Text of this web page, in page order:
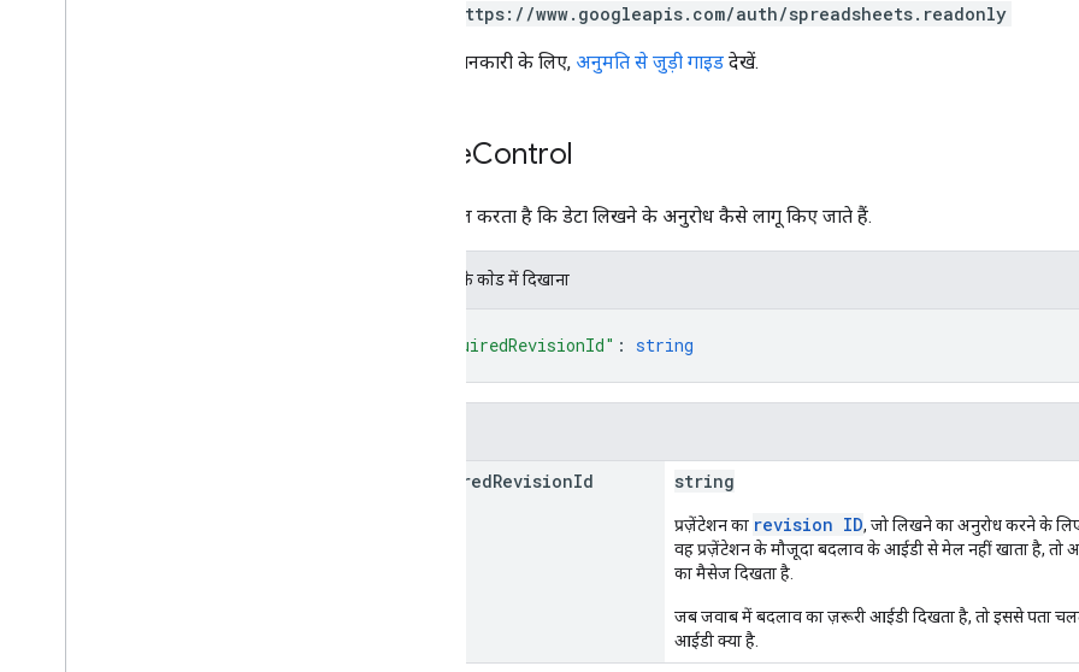
https://www.googleapis.com/auth/spreadsheets.readonly
ज़्यादा जानकारी के लिए, अनुमति से जुड़ी गाइड देखें.
WriteControl
यह कंट्रोल करता है कि डेटा लिखने के अनुरोध कैसे लागू किए जाते हैं.
JSON के काेड में दिखाना
"requiredRevisionId" : string
requiredRevisionId string
प्रज़ेंटेशन का revision ID, जो लिखने का अनुरोध करने के
वह प्रज़ेंटेशन के मौजूदा बदलाव के आईडी से मेल नहीं खाता है, तो
का मैसेज दिखता है.
जब जवाब में बदलाव का ज़रूरी आईडी दिखता है, तो इससे पता
आईडी क्या है.